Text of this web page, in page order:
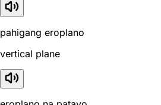
pahigang eroplano
vertical plane